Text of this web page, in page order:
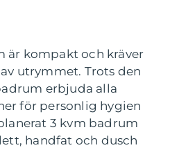
är kompakt och kräver
utrymmet. Trots den
erbjuda alla
för personlig hygien
3 kvm badrum
handfat och dusch